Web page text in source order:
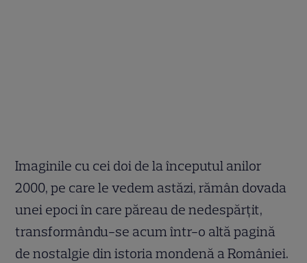
Imaginile cu cei doi de la începutul anilor
2000, pe care le vedem astăzi, rămân dovada
unei epoci în care păreau de nedespărțit,
transformându-se acum într-o altă pagină
de nostalgie din istoria mondenă a României.